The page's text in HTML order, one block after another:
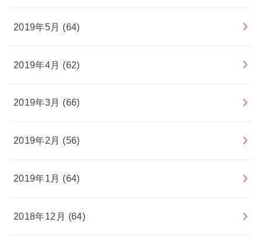
2019年5月 (64)
2019年4月 (62)
2019年3月 (66)
2019年2月 (56)
2019年1月 (64)
2018年12月 (64)